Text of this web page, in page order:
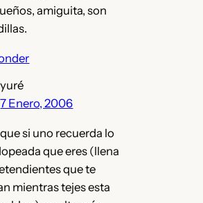
amiguita, son
yuré
7 Enero, 2006
si uno recuerda lo
que eres (llena
que te
mientras tejes esta